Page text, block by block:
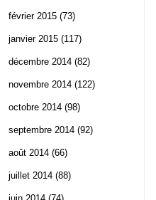
février 2015 (73)
janvier 2015 (117)
décembre 2014 (82)
novembre 2014 (122)
octobre 2014 (98)
septembre 2014 (92)
août 2014 (66)
juillet 2014 (88)